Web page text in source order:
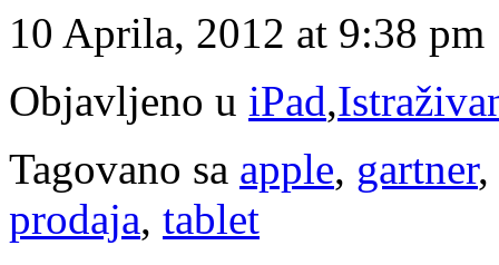
10 Aprila, 2012 at 9:38 pm
Objavljeno u iPad,
Tagovano sa apple, gartner,
prodaja, tablet